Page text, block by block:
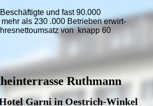
und fast 90.000
als 230 .000 Betrieben er­wirt­
von knapp 60
Ruthmann
Garni in Oestrich-Winkel